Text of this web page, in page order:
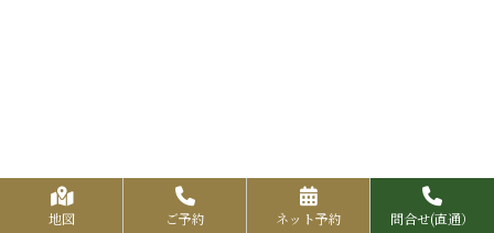
地図 ご予約 ネット予約 問合せ(直通）